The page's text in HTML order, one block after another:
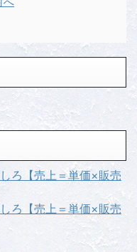
ろ【売上＝単価×販売
ろ【売上＝単価×販売